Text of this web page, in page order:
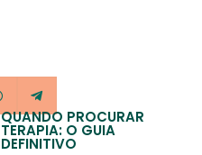
QUANDO PROCURAR
TERAPIA: O GUIA
DEFINITIVO